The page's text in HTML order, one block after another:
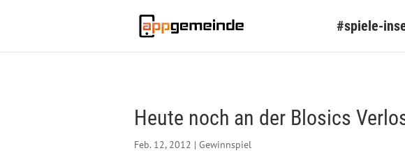
#spiele-
Heute noch an der Blosics
Feb. 12, 2012 | Gewinnspiel